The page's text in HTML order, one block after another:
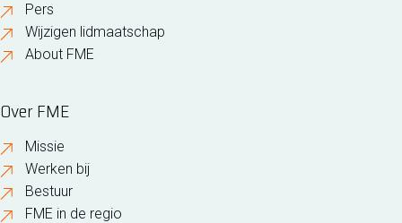
Pers
Wijzigen lidmaatschap
About FME
Over FME
Missie
Werken bij
Bestuur
FME in de regio